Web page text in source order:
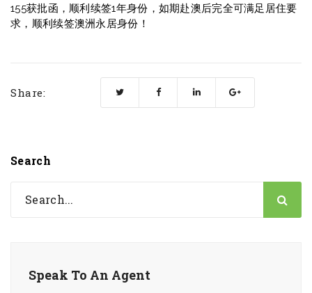
155获批函，顺利续签1年身份，如期赴澳后完全可满足居住要
求，顺利续签澳洲永居身份！
Share:
Search
Speak To An Agent